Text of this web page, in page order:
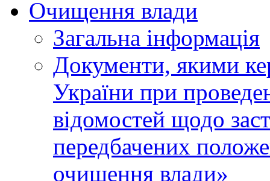
Очищення влади
Загальна інформація
Документи, якими
України при
відомостей щодо
передбачених
очищення влади»